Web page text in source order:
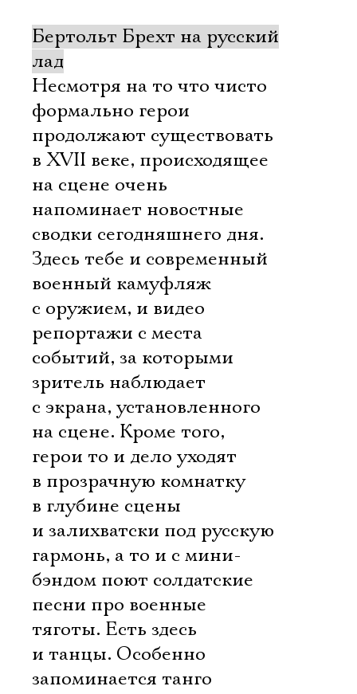
Бертольт Брехт на русский
лад
Несмотря на то что чисто
формально герои
продолжают существовать
в XVII веке, происходящее
на сцене очень
напоминает новостные
сводки сегодняшнего дня.
Здесь тебе и современный
военный камуфляж
с оружием, и видео
репортажи с места
событий, за которыми
зритель наблюдает
с экрана, установленного
на сцене. Кроме того,
герои то и дело уходят
в прозрачную комнатку
в глубине сцены
и залихватски под русскую
гармонь, а то и с мини-
бэндом поют солдатские
песни про военные
тяготы. Есть здесь
и танцы. Особенно
запоминается танго